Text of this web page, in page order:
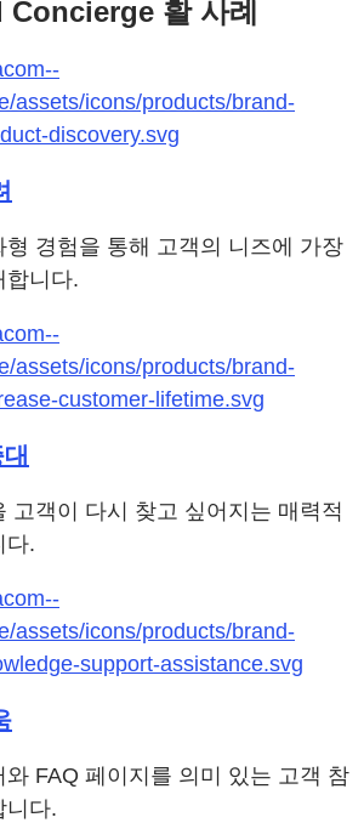
활 사례
assets/icons/products/brand-
discovery.svg
경험을 통해 고객의 니즈에 가장
합니다.
assets/icons/products/brand-
customer-lifetime.svg
고객이 다시 찾고 싶어지는 매력적
다.
assets/icons/products/brand-
support-assistance.svg
FAQ 페이지를 의미 있는 고객 참
니다.